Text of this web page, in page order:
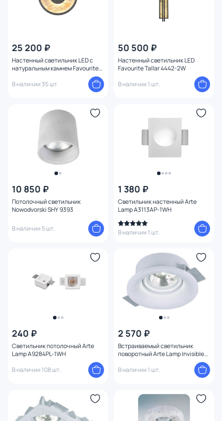
25 200 ₽
Настенный светильник LED с
натуральным камнем Favourite
В наличии 35 шт.
50 500 ₽
Настенный светильник LED
Favourite Tallar 4442-2W
В наличии 1 шт.
10 850 ₽
Потолочный светильник
Nowodvorski SHY 9393
В наличии 5 шт.
1 380 ₽
Светильник настенный Arte
Lamp A3113AP-1WH
В наличии 1 шт.
240 ₽
Светильник потолочный Arte
Lamp A9284PL-1WH
В наличии 108 шт.
2 570 ₽
Встраиваемый светильник
поворотный Arte Lamp Invisible
В наличии 1 шт.